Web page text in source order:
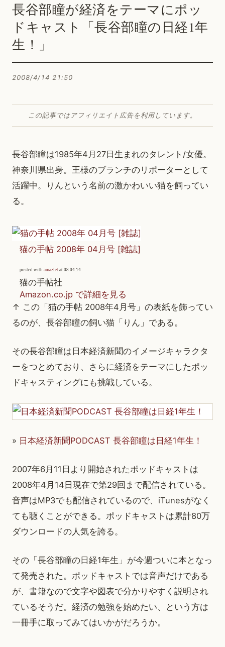
長谷部瞳が経済をテーマにポッ
ドキャスト「長谷部瞳の日経1年
生！」
2008/4/14 21:50
この記事ではアフィリエイト広告を利用しています。
長谷部瞳は1985年4月27日生まれのタレント/女優。
神奈川県出身。王様のブランチのリポーターとして
活躍中。りんという名前の激かわいい猫を飼ってい
る。
猫の手帖 2008年 04月号 [雑誌]
posted with amazlet at 08.04.14
猫の手帖社
Amazon.co.jp で詳細を見る
↑ この「猫の手帖 2008年4月号」の表紙を飾ってい
るのが、長谷部瞳の飼い猫「りん」である。
その長谷部瞳は日本経済新聞のイメージキャラクタ
ーをつとめており、さらに経済をテーマにしたポッ
ドキャスティングにも挑戦している。
» 日本経済新聞PODCAST 長谷部瞳は日経1年生！
2007年6月11日より開始されたポッドキャストは
2008年4月14日現在で第29回まで配信されている。
音声はMP3でも配信されているので、iTunesがなく
ても聴くことができる。ポッドキャストは累計80万
ダウンロードの人気を誇る。
その「長谷部瞳の日経1年生」が今週ついに本となっ
て発売された。ポッドキャストでは音声だけである
が、書籍なので文字や図表で分かりやすく説明され
ているそうだ。経済の勉強を始めたい、という方は
一冊手に取ってみてはいかがだろうか。